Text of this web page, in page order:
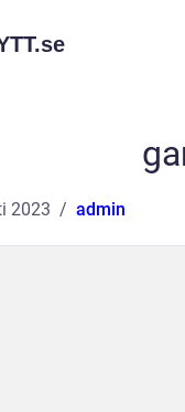
se
2023 admin